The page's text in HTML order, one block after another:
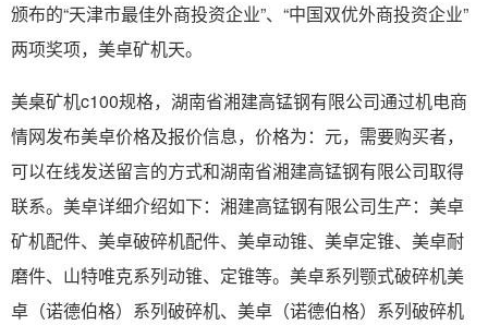
颁布的“天津市最佳外商投资企业”、“中国双优外商投资企业”
两项奖项，美卓矿机天。
美桌矿机c100规格，湖南省湘建高锰钢有限公司通过机电商
情网发布美卓价格及报价信息，价格为：元，需要购买者，
可以在线发送留言的方式和湖南省湘建高锰钢有限公司取得
联系。美卓详细介绍如下：湘建高锰钢有限公司生产：美卓
矿机配件、美卓破碎机配件、美卓动锥、美卓定锥、美卓耐
磨件、山特唯克系列动锥、定锥等。美卓系列颚式破碎机美
卓（诺德伯格）系列破碎机、美卓（诺德伯格）系列破碎机